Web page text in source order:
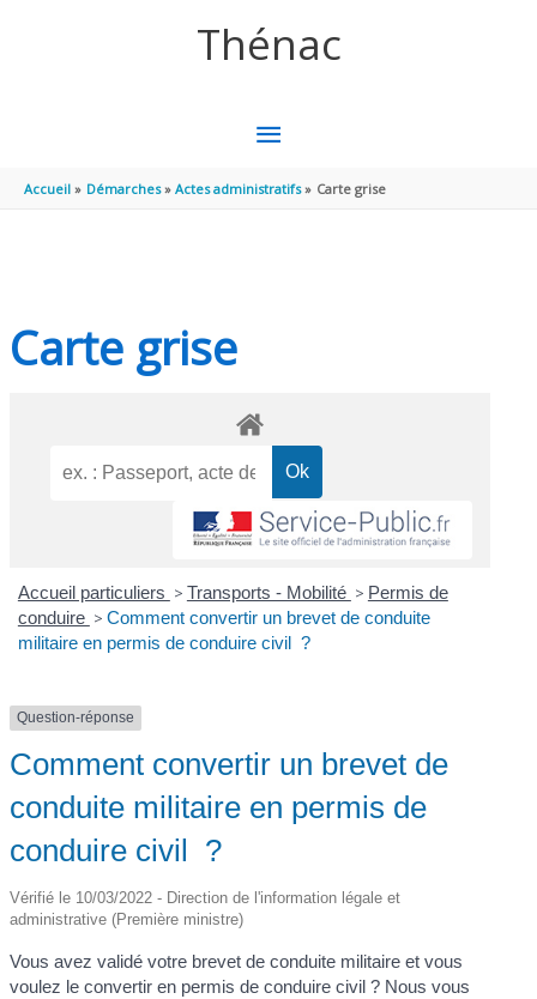
Thénac
MENU
PRINCIPAL
Accueil Démarches Actes administratifs Carte grise
Carte grise
Accueil particuliers > Transports - Mobilité > Permis de
conduire > Comment convertir un brevet de conduite
militaire en permis de conduire civil ?
Question-réponse
Comment convertir un brevet de
conduite militaire en permis de
conduire civil ?
Vérifié le 10/03/2022 - Direction de l'information légale et
administrative (Première ministre)
Vous avez validé votre brevet de conduite militaire et vous
voulez le convertir en permis de conduire civil ? Nous vous